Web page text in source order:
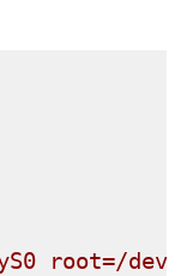
root=/dev/